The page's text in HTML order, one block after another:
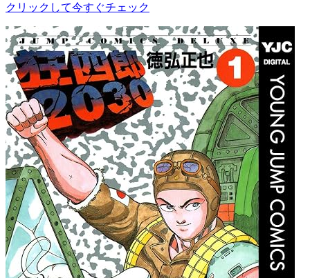
クリックして今すぐチェック